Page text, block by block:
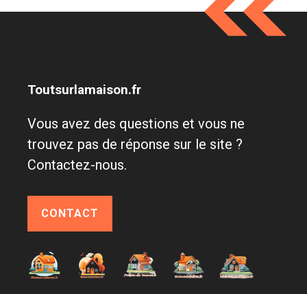
Toutsurlamaison.fr
Vous avez des questions et vous ne
trouvez pas de réponse sur le site ?
Contactez-nous.
CONTACT